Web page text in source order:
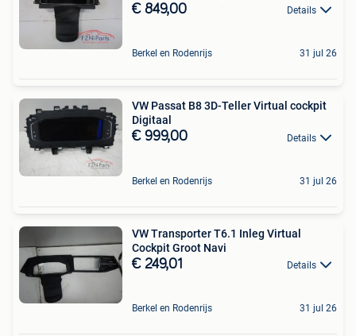
€ 849,00 Details
Berkel en Rodenrijs 31 jul 26
VW Passat B8 3D-Teller Virtual cockpit
Digitaal
€ 999,00 Details
Berkel en Rodenrijs 31 jul 26
VW Transporter T6.1 Inleg Virtual
Cockpit Groot Navi
€ 249,01 Details
Berkel en Rodenrijs 31 jul 26